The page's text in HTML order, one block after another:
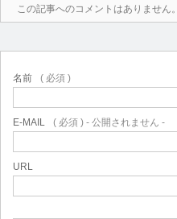
この記事へのコメントはありません。
名前 ( 必須 )
E-MAIL ( 必須 ) - 公開されません -
URL